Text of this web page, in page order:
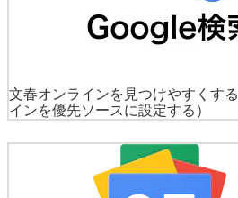
文春オンラインを見つけやすくする
インを優先ソースに設定する）